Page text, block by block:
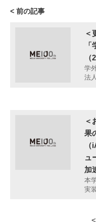
< 前の記事
＜
（
学
法
＜
果
ュ
加
本
実